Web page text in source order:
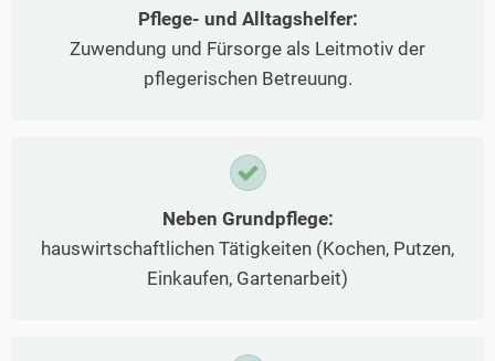
Pflege- und Alltagshelfer:
Zuwendung und Fürsorge als Leitmotiv der
pflegerischen Betreuung.
Neben Grundpflege:
hauswirtschaftlichen Tätigkeiten (Kochen, Putzen,
Einkaufen, Gartenarbeit)